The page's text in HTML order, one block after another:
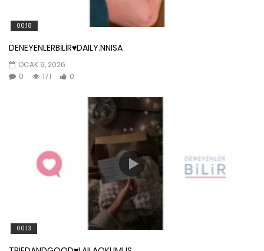
00:18
DENEYENLERBİLİR♥️DAILY.NNISA
OCAK 9, 2026
0
171 0
00:13